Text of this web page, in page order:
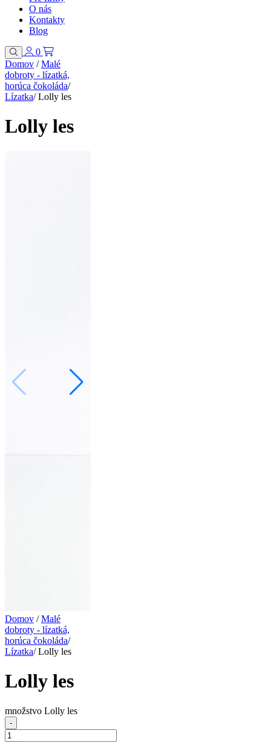
O nás
Kontakty
Blog
0
Domov / Malé
dobroty - lízatká,
horúca čokoláda/
Lízatka/ Lolly les
Lolly les
Domov / Malé
dobroty - lízatká,
horúca čokoláda/
Lízatka/ Lolly les
Lolly les
množstvo Lolly les